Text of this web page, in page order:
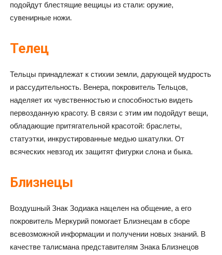
подойдут блестящие вещицы из стали: оружие,
сувенирные ножи.
Телец
Тельцы принадлежат к стихии земли, дарующей мудрость
и рассудительность. Венера, покровитель Тельцов,
наделяет их чувственностью и способностью видеть
первозданную красоту. В связи с этим им подойдут вещи,
обладающие притягательной красотой: браслеты,
статуэтки, инкрустированные медью шкатулки. От
всяческих невзгод их защитят фигурки слона и быка.
Близнецы
Воздушный Знак Зодиака нацелен на общение, а его
покровитель Меркурий помогает Близнецам в сборе
всевозможной информации и получении новых знаний. В
качестве талисмана представителям Знака Близнецов